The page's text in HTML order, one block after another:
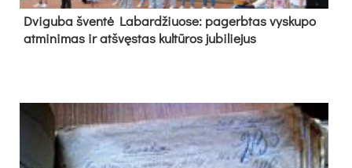
Dvi­gu­ba šven­tė La­bar­džiuo­se: pa­gerb­tas vys­ku­po
at­mi­ni­mas ir at­švęs­tas kul­tū­ros ju­bi­lie­jus